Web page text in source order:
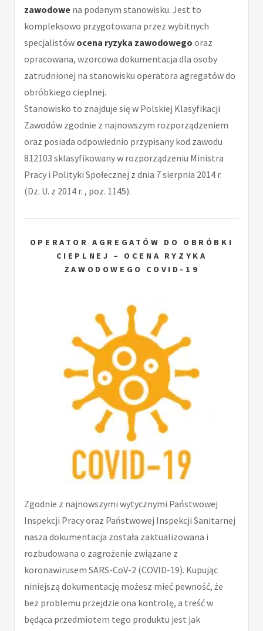
zawodowe na podanym stanowisku. Jest to
kompleksowo przygotowana przez wybitnych
specjalistów ocena ryzyka zawodowego oraz
opracowana, wzorcowa dokumentacja dla osoby
zatrudnionej na stanowisku operatora agregatów do
obróbkiego cieplnej.
Stanowisko to znajduje się w Polskiej Klasyfikacji
Zawodów zgodnie z najnowszym rozporządzeniem
oraz posiada odpowiednio przypisany kod zawodu
812103 sklasyfikowany w rozporządzeniu Ministra
Pracy i Polityki Społecznej z dnia 7 sierpnia 2014 r.
(Dz. U. z 2014 r. , poz. 1145).
OPERATOR AGREGATÓW DO OBRÓBKI
CIEPLNEJ – OCENA RYZYKA
ZAWODOWEGO COVID-19
Zgodnie z najnowszymi wytycznymi Państwowej
Inspekcji Pracy oraz Państwowej Inspekcji Sanitarnej
nasza dokumentacja została zaktualizowana i
rozbudowana o zagrożenie związane z
koronawirusem SARS-CoV-2 (COVID-19). Kupując
niniejszą dokumentację możesz mieć pewność, że
bez problemu przejdzie ona kontrolę, a treść w
będąca przedmiotem tego produktu jest jak